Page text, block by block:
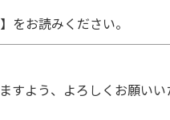
をお読みください。
すよう、よろしくお願いい